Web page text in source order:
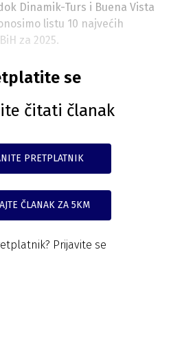
Dinamik-Turs i Buena Vista
listu 10 najvećih
za 2025.
se
čitati članak
PRETPLATNIK
ČLANAK ZA 5KM
Prijavite se